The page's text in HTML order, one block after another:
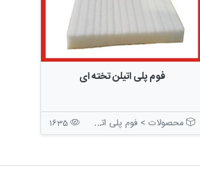
فوم پلی اتیلن تخته ای
محصولات > فوم پلی اتیلن 1635